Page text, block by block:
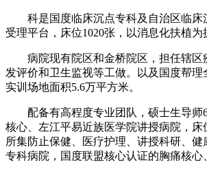
科是国度临床沉点专科及自治区临床沉
受理平台，床位1020张，以消息化扶植
病院现有院区和金桥院区，担任辖区
发评价和卫生监视等工做。以及国度帮
实训场地面积5.6万平方米。
配备有高程度专业团队，硕士生导师6
核心、左江平易近族医学院讲授病院，
所集防止保健、医疗护理、讲授科研、
专科病院，国度联盟核心认证的胸痛核心